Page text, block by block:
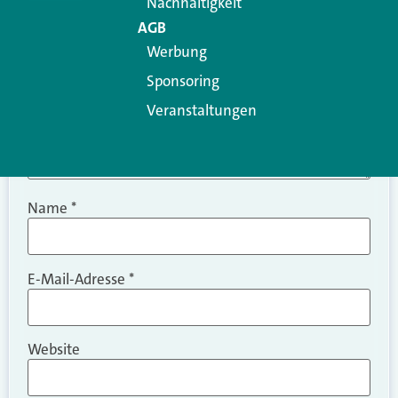
Name *
E-Mail-Adresse *
Website
AGB
Werbung
Sponsoring
Veranstaltungen